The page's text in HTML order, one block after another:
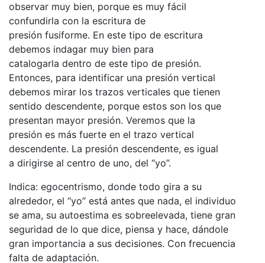
observar muy bien, porque es muy fácil
confundirla con la escritura de
presión fusiforme. En este tipo de escritura
debemos indagar muy bien para
catalogarla dentro de este tipo de presión.
Entonces, para identificar una presión vertical
debemos mirar los trazos verticales que tienen
sentido descendente, porque estos son los que
presentan mayor presión. Veremos que la
presión es más fuerte en el trazo vertical
descendente. La presión descendente, es igual
a dirigirse al centro de uno, del “yo”.
Indica: egocentrismo, donde todo gira a su
alrededor, el “yo” está antes que nada, el individuo
se ama, su autoestima es sobreelevada, tiene gran
seguridad de lo que dice, piensa y hace, dándole
gran importancia a sus decisiones. Con frecuencia
falta de adaptación.